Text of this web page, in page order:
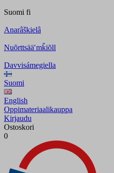
Suomi fi
Anarâškielâ
Nuõrttsääʹmǩiõll
Davvisámegiella
Suomi
English
Oppimateriaalikauppa
Kirjaudu
Ostoskori
0